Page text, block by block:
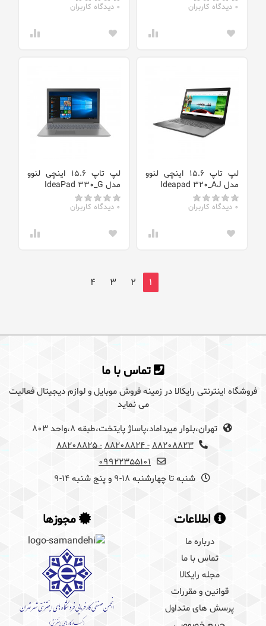
0 دیدگاه کاربران 0 دیدگاه کاربران
لپ تاپ 15.6 اینچی لنوو
مدل Ideapad 320_AJ
0 دیدگاه کاربران
لپ تاپ 15.6 اینچی لنوو
مدل IdeaPad 330_G
0 دیدگاه کاربران
1
2
3
4
تماس با ما
فروشگاه اینترنتی رایکالا در زمینه فروش موبایل و لوازم دیجیتال فعالیت
می نماید
تهران،بلوار میرداماد،پاساژ پایتخت،طبقه 8،واحد 803
88208823
- 88208824
- 88208825
09922355101
شنبه تا چهارشنبه 18-9 و پنج شنبه 14-9
اطلاعات
درباره ما
تماس با ما
مجله رایکالا
قوانین و مقررات
پرسش های متداول
مجوزها